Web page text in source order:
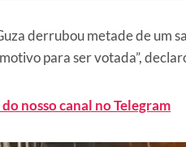
derrubou metade de um
para ser votada”,
nosso canal no Telegram